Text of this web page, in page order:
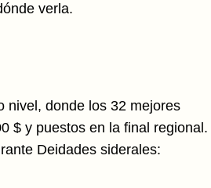
verla.
nivel, donde los 32 mejores
$ y puestos en la final regional.
Deidades siderales: